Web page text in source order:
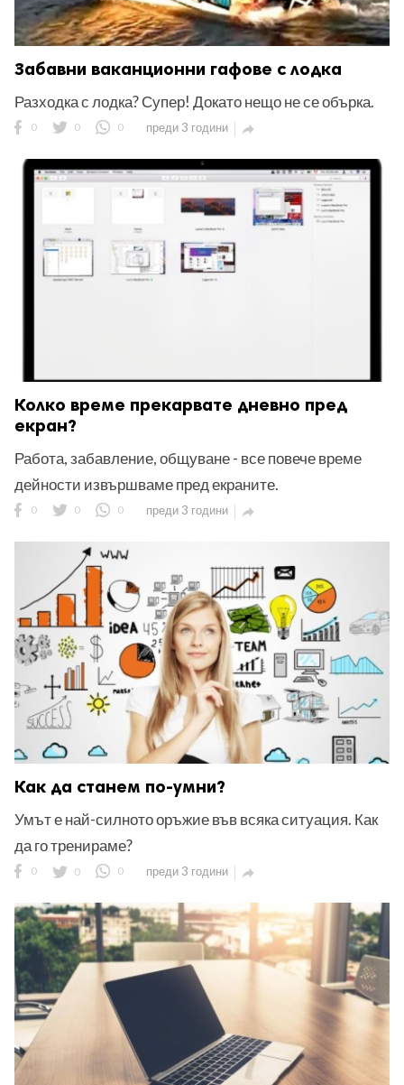
Забавни ваканционни гафове с лодка
Разходка с лодка? Супер! Докато нещо не се обърка.
0 0 0 преди 3 години 
Колко време прекарвате дневно пред
екран?
Работа, забавление, общуване - все повече време
дейности извършваме пред екраните.
0 0 0 преди 3 години 
Как да станем по-умни?
Умът е най-силното оръжие във всяка ситуация. Как
да го тренираме?
0 0 0 преди 3 години 